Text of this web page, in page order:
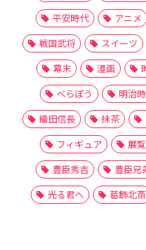
平安時代
アニメ
戦国武将
スイーツ
幕末
漫画
べらぼう
明治
織田信長
抹茶
フィギュア
展
豊臣秀吉
豊臣兄
光る君へ
葛飾北斎